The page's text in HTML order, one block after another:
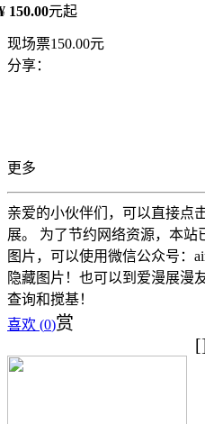
150.00元起
现场票150.00元
分享：
更多
亲爱的小伙伴们，可以直接点
展。 为了节约网络资源，本
图片，可以使用微信公众号：
隐藏图片！也可以到爱漫展漫
查询和搅基！
喜欢 (0)赏